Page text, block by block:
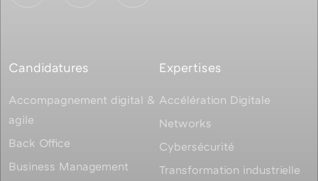
Candidatures
Accompagnement digital &
agile
Back Office
Business Management
Expertises
Accélération Digitale
Networks
Cybersécurité
Transformation industrielle